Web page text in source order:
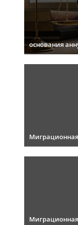
основания